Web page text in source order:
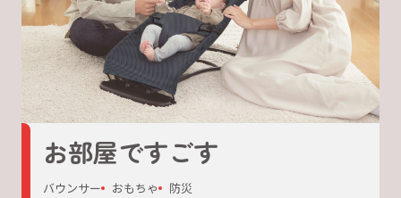
お部屋ですごす
バウンサー おもちゃ 防災